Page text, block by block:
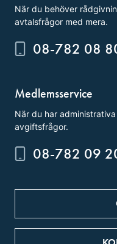
När du behöver
avtalsfrågor med mera.
08-782 08
Medlemsservice
När du har
avgiftsfrågor.
08-782 09